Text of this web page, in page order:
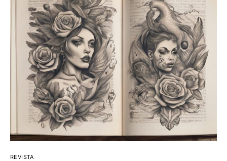
REVISTA